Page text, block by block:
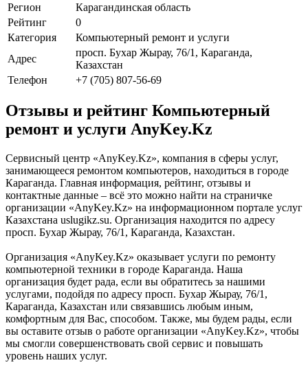
Регион
Карагандинская область
Рейтинг
0
Категория
Компьютерный ремонт и услуги
Адрес
просп. Бухар Жырау, 76/1, Караганда,
Казахстан
Телефон
+7 (705) 807-56-69
Отзывы и рейтинг Компьютерный
ремонт и услуги AnyKey.Kz
Сервисный центр «AnyKey.Kz», компания в сферы услуг,
занимающееся ремонтом компьютеров, находиться в городе
Караганда. Главная информация, рейтинг, отзывы и
контактные данные – всё это можно найти на страничке
организации «AnyKey.Kz» на информационном портале услуг
Казахстана uslugikz.su. Организация находится по адресу
просп. Бухар Жырау, 76/1, Караганда, Казахстан.
Организация «AnyKey.Kz» оказывает услуги по ремонту
компьютерной техники в городе Караганда. Наша
организация будет рада, если вы обратитесь за нашими
услугами, подойдя по адресу просп. Бухар Жырау, 76/1,
Караганда, Казахстан или связавшись любым иным,
комфортным для Вас, способом. Также, мы будем рады, если
вы оставите отзыв о работе организации «AnyKey.Kz», чтобы
мы смогли совершенствовать свой сервис и повышать
уровень наших услуг.